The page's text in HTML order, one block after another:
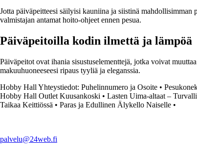
Jotta päiväpeitteesi säilyisi kauniina ja siistinä mahdollisimman
valmistajan antamat hoito-ohjeet ennen pesua.
Päiväpeitoilla kodin ilmettä ja lämpöä
Päiväpeitot ovat ihania sisustuselementtejä, jotka voivat
makuuhuoneeseesi ripaus tyyliä ja eleganssia.
Hobby Hall Yhteystiedot: Puhelinnumero ja Osoite •
Hobby Hall Outlet Kuusankoski • Lasten Uima-altaat –
Taikaa Keittiössä • Paras ja Edullinen Älykello Naiselle •
palvelu@24web.fi